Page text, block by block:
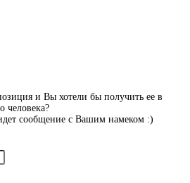
и Вы хотели бы получить ее в
человека?
сообщение с Вашим намеком :)